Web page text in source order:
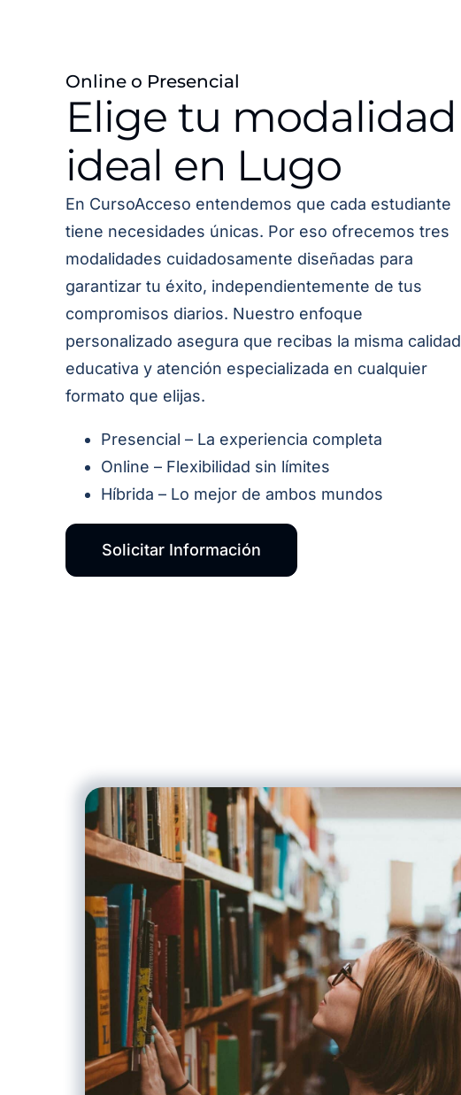
Online o Presencial
Elige tu modalidad
ideal en Lugo
En CursoAcceso entendemos que cada estudiante
tiene necesidades únicas. Por eso ofrecemos tres
modalidades cuidadosamente diseñadas para
garantizar tu éxito, independientemente de tus
compromisos diarios. Nuestro enfoque
personalizado asegura que recibas la misma calidad
educativa y atención especializada en cualquier
formato que elijas.
Presencial – La experiencia completa
Online – Flexibilidad sin límites
Híbrida – Lo mejor de ambos mundos
Solicitar Información